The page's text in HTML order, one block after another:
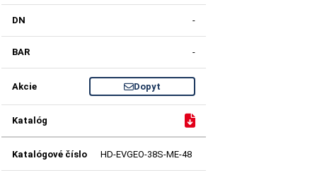
-
-
Dopyt
HD-EVGEO-38S-ME-48